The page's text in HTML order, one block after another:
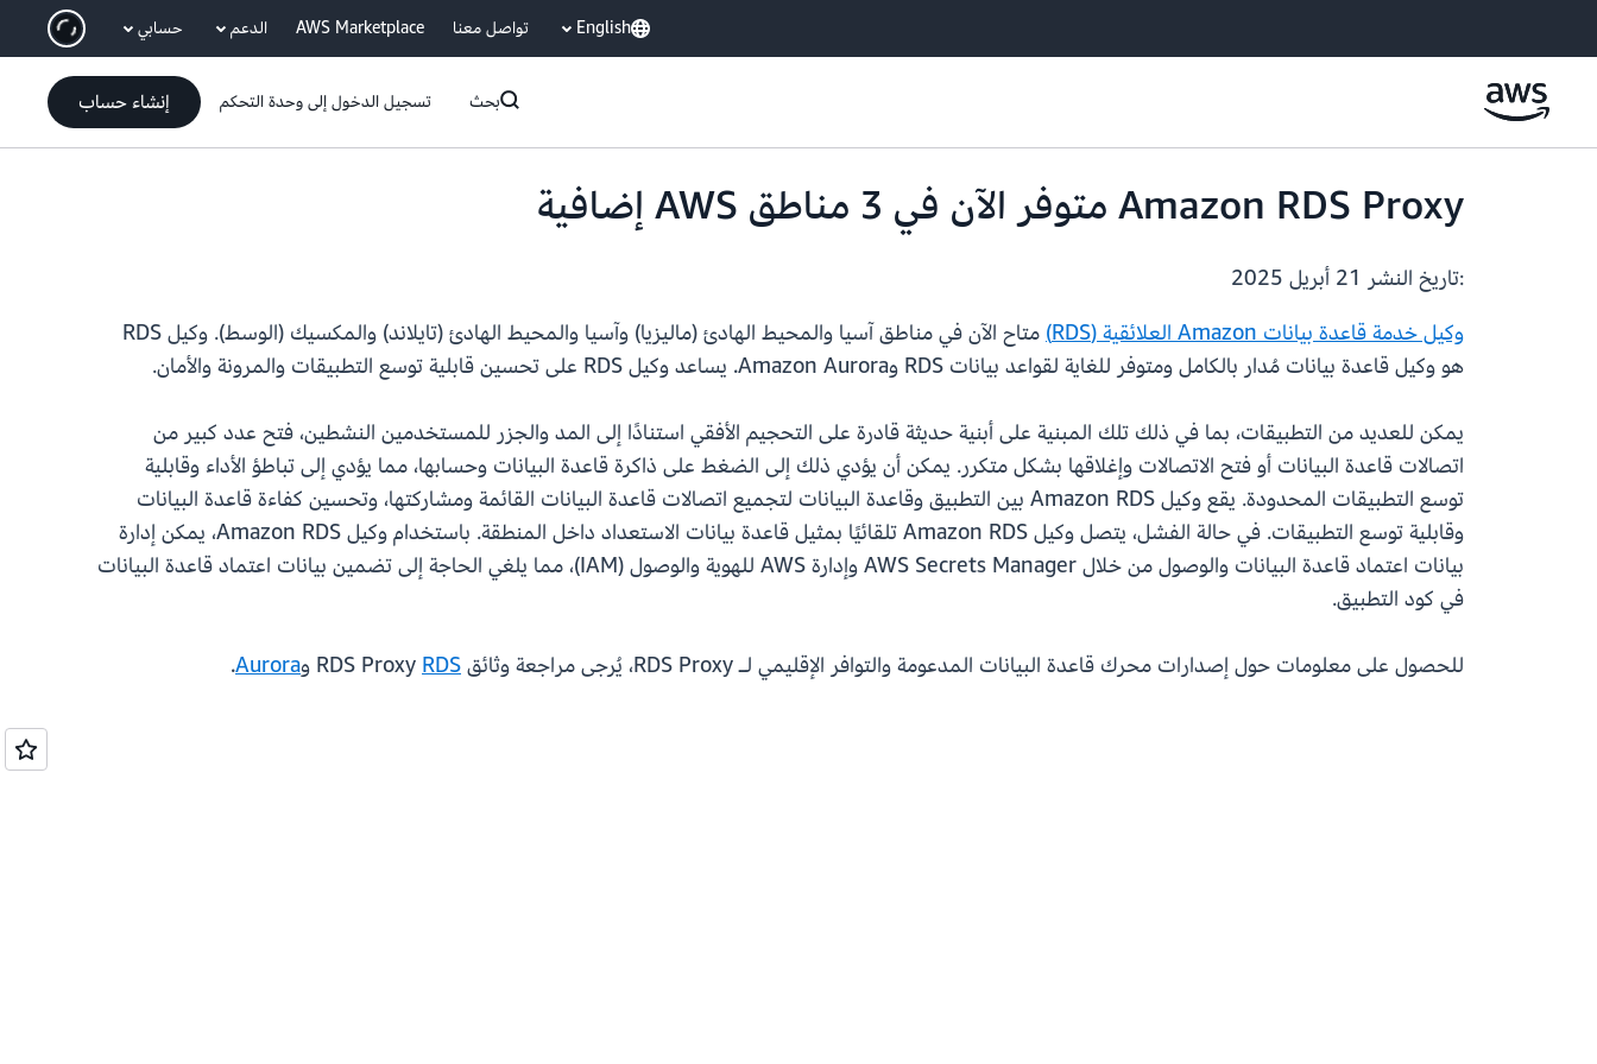
انتقل إلى المحتوى الرئيسي English تواصل معنا AWS Marketplace الدعم حسابي
بحث تسجيل الدخول إلى وحدة التحكم إنشاء حساب
Amazon RDS Proxy متوفر الآن في 3 مناطق AWS إضافية
:تاريخ النشر
وكيل خدمة قاعدة بيانات Amazon العلائقية ‏(RDS)
متاح الآن في مناطق آسيا والمحيط الهادئ ‏(ماليزيا) وآسيا والمحيط الهادئ ‏(تايلاند) والمكسيك ‏(الوسط). وكيل RDS
هو وكيل قاعدة بيانات مُدار بالكامل ومتوفر للغاية لقواعد بيانات RDS وAmazon Aurora. يساعد وكيل RDS على تحسين قابلية توسع التطبيقات والمرونة والأمان.
يمكن للعديد من التطبيقات، بما في ذلك تلك المبنية على أبنية حديثة قادرة على التحجيم الأفقي استنادًا إلى المد والجزر للمستخدمين النشطين، فتح عدد كبير من
اتصالات قاعدة البيانات أو فتح الاتصالات وإغلاقها بشكل متكرر. يمكن أن يؤدي ذلك إلى الضغط على ذاكرة قاعدة البيانات وحسابها، مما يؤدي إلى تباطؤ الأداء وقابلية
توسع التطبيقات المحدودة. يقع وكيل Amazon RDS بين التطبيق وقاعدة البيانات لتجميع اتصالات قاعدة البيانات القائمة ومشاركتها، وتحسين كفاءة قاعدة البيانات
وقابلية توسع التطبيقات. في حالة الفشل، يتصل وكيل Amazon RDS تلقائيًا بمثيل قاعدة بيانات الاستعداد داخل المنطقة. باستخدام وكيل Amazon RDS، يمكن إدارة
بيانات اعتماد قاعدة البيانات والوصول من خلال AWS Secrets Manager وإدارة AWS للهوية والوصول (IAM)، مما يلغي الحاجة إلى تضمين بيانات اعتماد قاعدة البيانات
في كود التطبيق.
للحصول على معلومات حول إصدارات محرك قاعدة البيانات المدعومة والتوافر الإقليمي لـ RDS Proxy، يُرجى مراجعة وثائق RDS Proxy RDS وAurora
.